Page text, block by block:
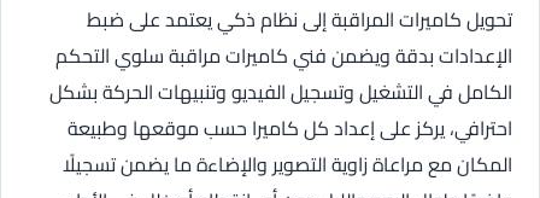
تحويل كاميرات المراقبة إلى نظام ذكي يعتمد على ضبط
الإعدادات بدقة ويضمن فني كاميرات مراقبة سلوي التحكم
الكامل في التشغيل وتسجيل الفيديو وتنبيهات الحركة بشكل
احترافي، يركز على إعداد كل كاميرا حسب موقعها وطبيعة
المكان مع مراعاة زاوية التصوير والإضاءة ما يضمن تسجيلًا